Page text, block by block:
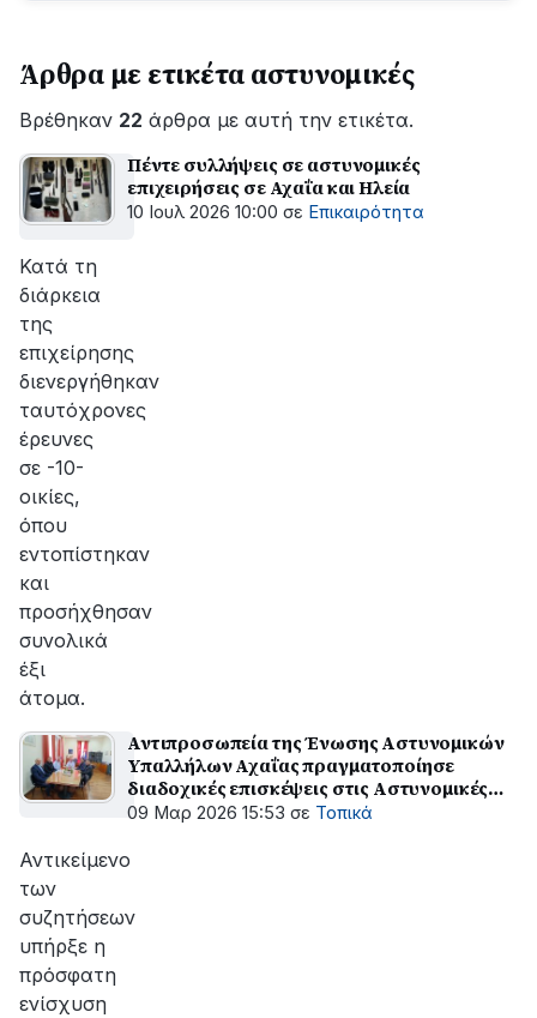
εξέλιξη
οι
εργασίες
ΔΕΔΔΗΕ
για
την
της
βλάβης
Άρθρα με ετικέτα αστυνομικές
Βρέθηκαν 22 άρθρα με αυτή την ετικέτα.
Πέντε συλλήψεις σε αστυνομικές
επιχειρήσεις σε Αχαΐα και Ηλεία
10 Ιουλ 2026 10:00 σε Επικαιρότητα
Κατά τη
διάρκεια
της
επιχείρησης
διενεργήθηκαν
ταυτόχρονες
έρευνες
σε -10-
οικίες,
όπου
εντοπίστηκαν
και
προσήχθησαν
συνολικά
έξι
άτομα.
Αντιπροσωπεία της Ένωσης Αστυνομικών
Υπαλλήλων Αχαΐας πραγματοποίησε
διαδοχικές επισκέψεις στις Αστυνομικές
Υπηρεσίες και τον Δήμο Αιγιαλείας
09 Μαρ 2026 15:53 σε Τοπικά
Αντικείμενο
των
συζητήσεων
υπήρξε η
πρόσφατη
ενίσχυση